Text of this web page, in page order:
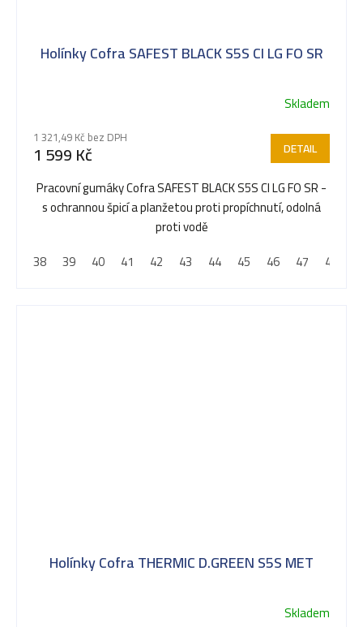
Holínky Cofra SAFEST BLACK S5S CI LG FO SR
Skladem
1 321,49 Kč bez DPH
1 599 Kč DETAIL
Pracovní gumáky Cofra SAFEST BLACK S5S CI LG FO SR -
s ochrannou špicí a planžetou proti propíchnutí, odolná
proti vodě
38
39 40 41 42 43 44 45 46 47 48
Holínky Cofra THERMIC D.GREEN S5S MET
Skladem